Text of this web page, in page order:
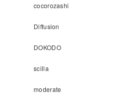
cocorozashi
Diffusion
DOKODO
scilla
moderate